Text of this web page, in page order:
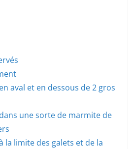
aval et en dessous de 2 gros
une sorte de marmite de
la limite des galets et de la